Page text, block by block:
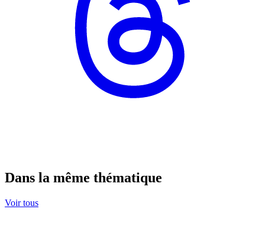
Dans la même thématique
Voir tous